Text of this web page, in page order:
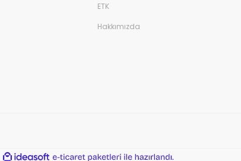
ETK
Hakkımızda
ideasoft e-